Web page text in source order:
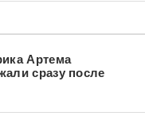
Артема
сразу после